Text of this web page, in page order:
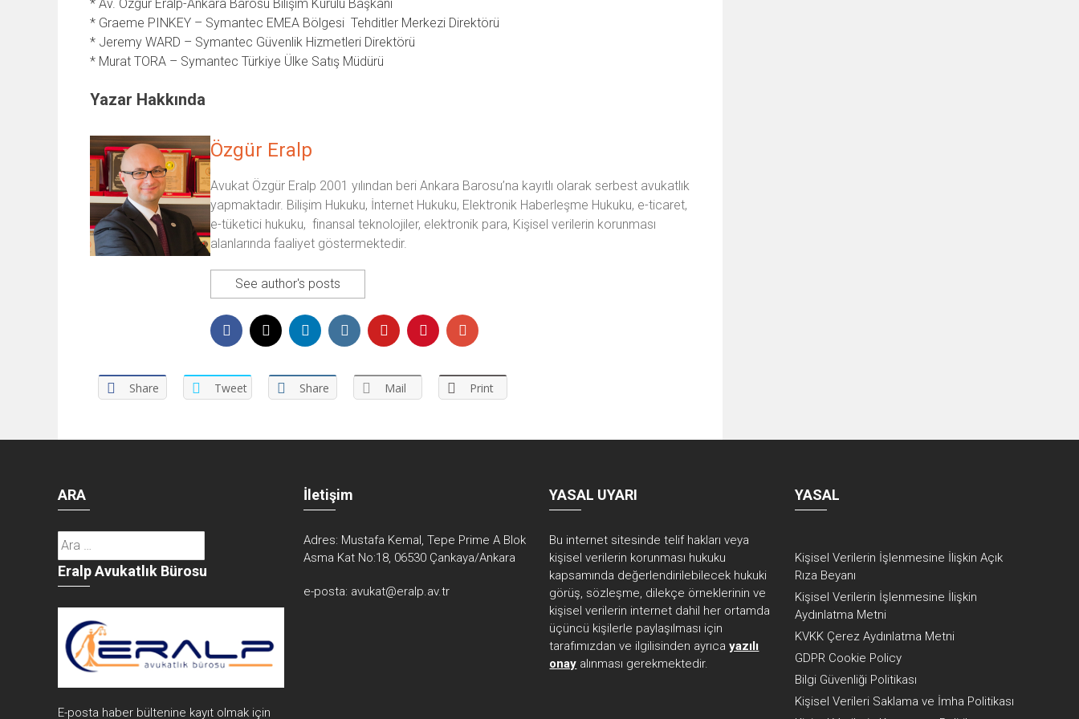
* Av. Özgür Eralp-Ankara Barosu Bilişim Kurulu Başkanı
* Graeme PINKEY – Symantec EMEA Bölgesi Tehditler Merkezi Direktörü
* Jeremy WARD – Symantec Güvenlik Hizmetleri Direktörü
* Murat TORA – Symantec Türkiye Ülke Satış Müdürü
Yazar Hakkında
Özgür Eralp
Avukat Özgür Eralp 2001 yılından beri Ankara Barosu’na kayıtlı olarak serbest avukatlık
yapmaktadır. Bilişim Hukuku, İnternet Hukuku, Elektronik Haberleşme Hukuku, e-ticaret,
e-tüketici hukuku, finansal teknolojiler, elektronik para, Kişisel verilerin korunması
alanlarında faaliyet göstermektedir.
See author's posts
Share Tweet Share Mail Print
ARA
Arama:
Eralp Avukatlık Bürosu
E-posta haber bültenine kayıt olmak için
İletişim
Adres: Mustafa Kemal, Tepe Prime A Blok
Asma Kat No:18, 06530 Çankaya/Ankara
e-posta: avukat@eralp.av.tr
YASAL UYARI
Bu internet sitesinde telif hakları veya
kişisel verilerin korunması hukuku
kapsamında değerlendirilebilecek hukuki
görüş, sözleşme, dilekçe örneklerinin ve
kişisel verilerin internet dahil her ortamda
üçüncü kişilerle paylaşılması için
tarafımızdan ve ilgilisinden ayrıcayazılı
onay alınması gerekmektedir.
YASAL
Kişisel Verilerin İşlenmesine İlişkin Açık
Rıza Beyanı
Kişisel Verilerin İşlenmesine İlişkin
Aydınlatma Metni
KVKK Çerez Aydınlatma Metni
GDPR Cookie Policy
Bilgi Güvenliği Politikası
Kişisel Verileri Saklama ve İmha Politikası